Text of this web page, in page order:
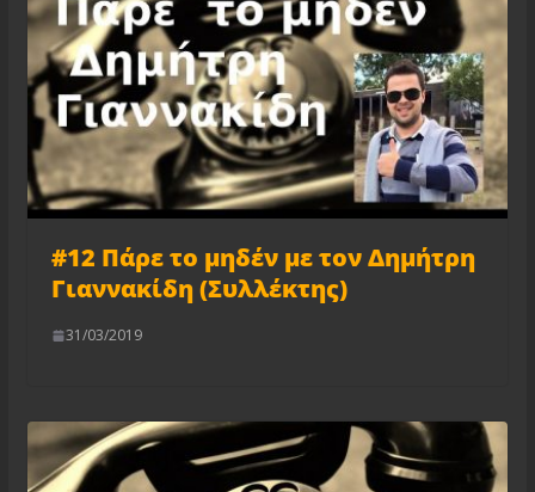
#12 Πάρε το μηδέν με τον Δημήτρη
Γιαννακίδη (Συλλέκτης)
31/03/2019